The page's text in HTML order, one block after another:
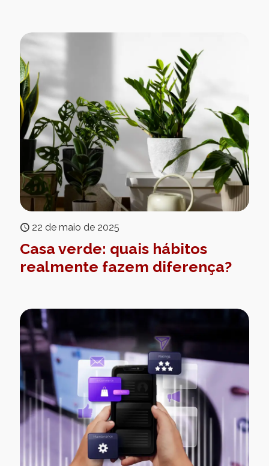
22 de maio de 2025
Casa verde: quais hábitos
realmente fazem diferença?